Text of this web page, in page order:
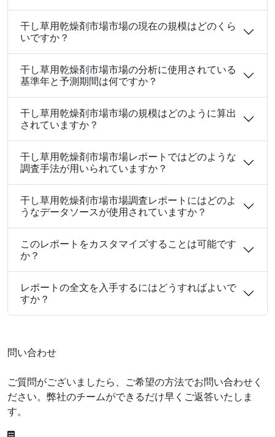
干し草用乾燥剤市場市場の現在の規模はどのくら
いですか？
干し草用乾燥剤市場市場の分析に使用されている
基準年と予測期間は何ですか？
干し草用乾燥剤市場市場の規模はどのように算出
されていますか？
干し草用乾燥剤市場市場レポートではどのような
調査手法が用いられていますか？
干し草用乾燥剤市場市場調査レポートにはどのよ
うなデータソースが使用されていますか？
このレポートをカスタマイズすることは可能です
か？
レポートの全文を入手するにはどうすればよいで
すか？
問い合わせ
ご質問がございましたら、ご希望の方法でお問い合わせく
ださい。弊社のチームができるだけ早くご返答いたしま
す。